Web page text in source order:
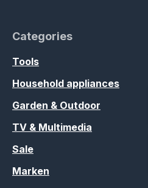
Categories
Tools
Household appliances
Garden & Outdoor
TV & Multimedia
Sale
Marken